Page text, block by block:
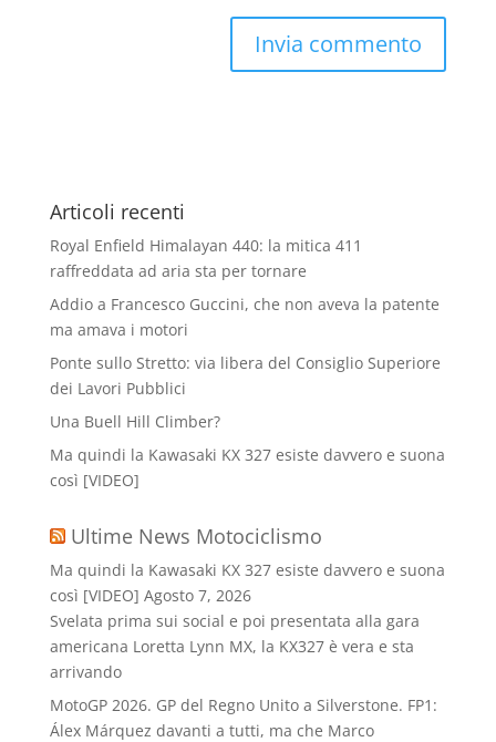
Articoli recenti
Royal Enfield Himalayan 440: la mitica 411
raffreddata ad aria sta per tornare
Addio a Francesco Guccini, che non aveva la patente
ma amava i motori
Ponte sullo Stretto: via libera del Consiglio Superiore
dei Lavori Pubblici
Una Buell Hill Climber?
Ma quindi la Kawasaki KX 327 esiste davvero e suona
così [VIDEO]
Ultime News Motociclismo
Ma quindi la Kawasaki KX 327 esiste davvero e suona
così [VIDEO] Agosto 7, 2026
Svelata prima sui social e poi presentata alla gara
americana Loretta Lynn MX, la KX327 è vera e sta
arrivando
MotoGP 2026. GP del Regno Unito a Silverstone. FP1:
Álex Márquez davanti a tutti, ma che Marco